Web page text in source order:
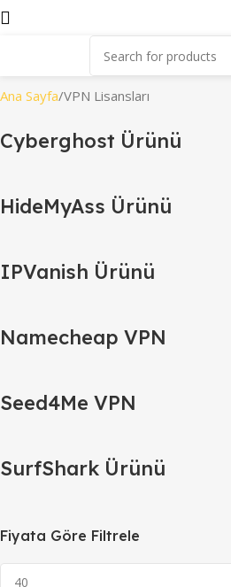
Ana Sayfa VPN Lisansları
Cyberghost Ürünü
HideMyAss Ürünü
IPVanish Ürünü
Namecheap VPN
Seed4Me VPN
SurfShark Ürünü
Fiyata Göre Filtrele